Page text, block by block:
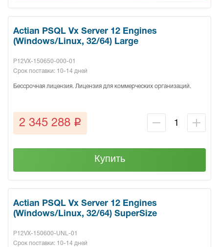
Actian PSQL Vx Server 12 Engines
(Windows/Linux, 32/64) Large
P12VX-150650-000-01
Срок поставки: 10-14 дней
Бессрочная лицензия. Лицензия для коммерческих организаций.
2 345 288 q
Купить
Actian PSQL Vx Server 12 Engines
(Windows/Linux, 32/64) SuperSize
P12VX-150600-UNL-01
Срок поставки: 10-14 дней